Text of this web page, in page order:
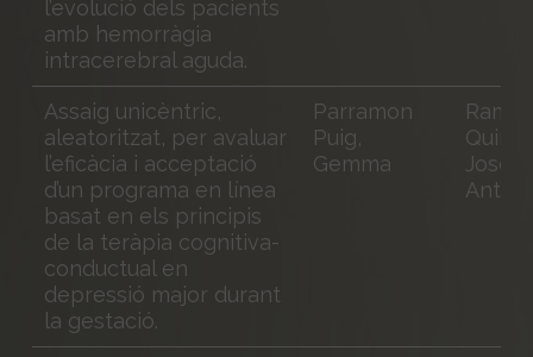
l’evolució dels pacients
amb hemorràgia
intracerebral aguda.
Assaig unicèntric,
aleatoritzat, per avaluar
l’eficàcia i acceptació
d’un programa en línea
basat en els principis
de la teràpia cognitiva-
conductual en
depressió major durant
la gestació.
Parramon
Puig,
Gemma
Ramos
José